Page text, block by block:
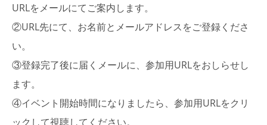
URLをメールにてご案内します。
②URL先にて、お名前とメールアドレスをご登録くださ
い。
③登録完了後に届くメールに、参加用URLをおしらせし
ます。
④イベント開始時間になりましたら、参加用URLをクリ
ックして視聴してください。